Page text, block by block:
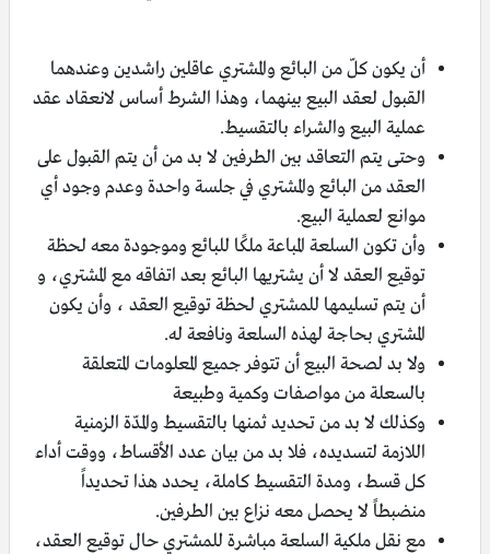
أن يكون كلّ من البائع والمشتري عاقلين راشدين وعندهما
القبول لعقد البيع بينهما، وهذا الشرط أساس لانعقاد عقد
عملية البيع والشراء بالتقسيط.
وحتى يتم التعاقد بين الطرفين لا بد من أن يتم القبول على
العقد من البائع والمشتري في جلسة واحدة وعدم وجود أي
موانع لعملية البيع.
وأن تكون السلعة المباعة ملكًا للبائع وموجودة معه لحظة
توقيع العقد لا أن يشتريها البائع بعد اتفاقه مع المشتري، و
أن يتم تسليمها للمشتري لحظة توقيع العقد ، وأن يكون
المشتري بحاجة لهذه السلعة ونافعة له.
ولا بد لصحة البيع أن تتوفر جميع المعلومات المتعلقة
بالسعلة من مواصفات وكمية وطبيعة
وكذلك لا بد من تحديد ثمنها بالتقسيط والمدّة الزمنية
اللازمة لتسديده، فلا بد من بيان عدد الأقساط، ووقت أداء
كل قسط، ومدة التقسيط كاملة، يحدد هذا تحديداً
منضبطاً لا يحصل معه نزاع بين الطرفين.
مع نقل ملكية السلعة مباشرة للمشتري حال توقيع العقد،